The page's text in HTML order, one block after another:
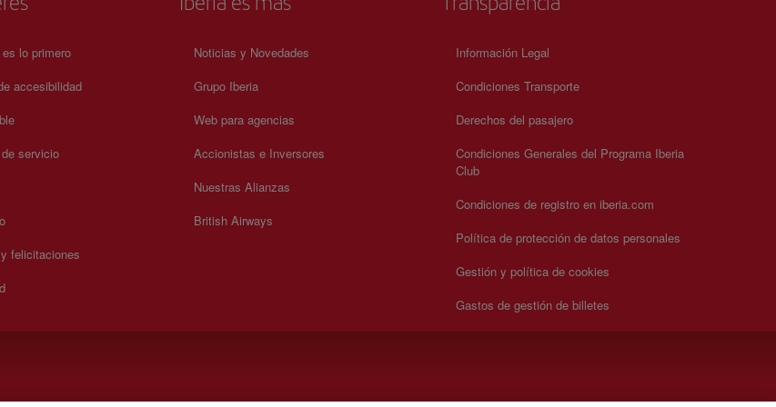
lo primero
accesibilidad
servicio
felicitaciones
Noticias y Novedades
Grupo Iberia
Web para agencias
Accionistas e Inversores
Nuestras Alianzas
British Airways
Información Legal
Condiciones Transporte
Derechos del pasajero
Condiciones Generales del Programa Iberia
Club
Condiciones de registro en iberia.com
Política de protección de datos personales
Gestión y política de cookies
Gastos de gestión de billetes